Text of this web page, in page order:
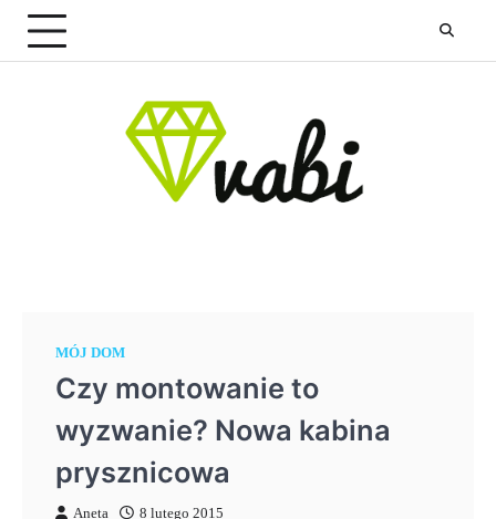
Skip
content
MÓJ DOM
Czy montowanie to
wyzwanie? Nowa kabina
prysznicowa
Aneta 8 lutego 2015